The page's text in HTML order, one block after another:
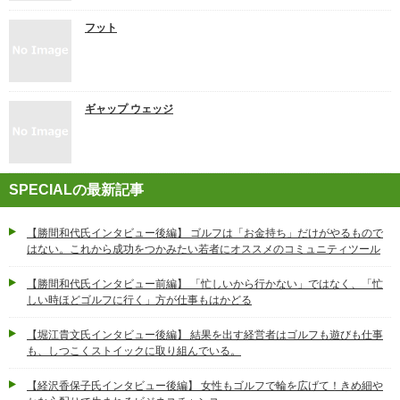
フット
ギャップ ウェッジ
SPECIALの最新記事
【勝間和代氏インタビュー後編】 ゴルフは「お金持ち」だけがやるもので
はない。これから成功をつかみたい若者にオススメのコミュニティツール
【勝間和代氏インタビュー前編】 「忙しいから行かない」ではなく、「忙
しい時ほどゴルフに行く」方が仕事もはかどる
【堀江貴文氏インタビュー後編】 結果を出す経営者はゴルフも遊びも仕事
も、しつこくストイックに取り組んでいる。
【経沢香保子氏インタビュー後編】 女性もゴルフで輪を広げて！きめ細や